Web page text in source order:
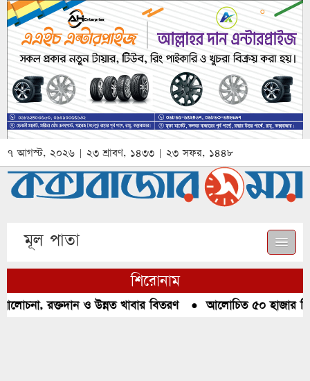
৭ আগস্ট, ২০২৬ | ২৩ শ্রাবণ, ১৪৩৩ | ২৩ সফর, ১৪৪৮
মূল পাতা
শিরোনাম
রক্তদান ও উন্নত খাবার বিতরণ● আলোচিত ৫০ হাজার